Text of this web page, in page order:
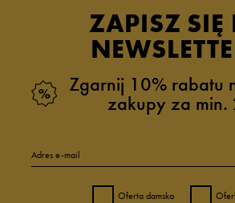
ZAPISZ SIĘ
Zgarnij 10% rabatu
zakupy za min.
Adres e-mail
Oferta damska